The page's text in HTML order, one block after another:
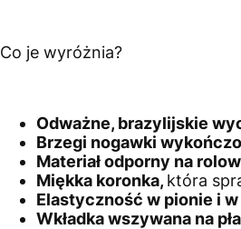
Co je wyróżnia?
Odważne, brazylijskie
Brzegi nogawki
Materiał odporny na
Miękka koronka, która
Elastyczność w pionie i
Wkładka wszywana na